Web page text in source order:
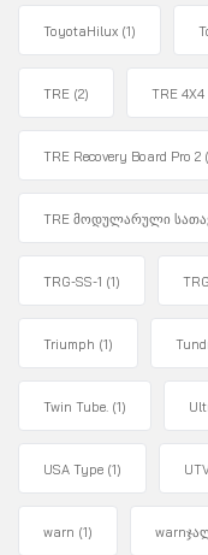
ToyotaHilux (1)
TRE (2) TRE 4X4
TRE Recovery Board Pro 2
TRE მოდულარული
TRG-SS-1 (1)
Triumph (1)
Twin Tube. (1)
USA Type (1)
warn (1)